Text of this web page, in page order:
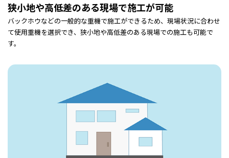
狭小地や高低差のある現場で施工が可能
バックホウなどの一般的な重機で施工ができるため、現場状況に合わせ
て使用重機を選択でき、狭小地や高低差のある現場での施工も可能で
す。